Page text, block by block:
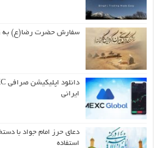
سفارش حضرت رضا(ع) به
ایرانی
دعای حرز امام جواد با
استفاده